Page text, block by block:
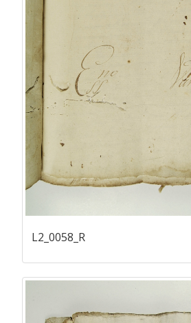
L2_0058_R